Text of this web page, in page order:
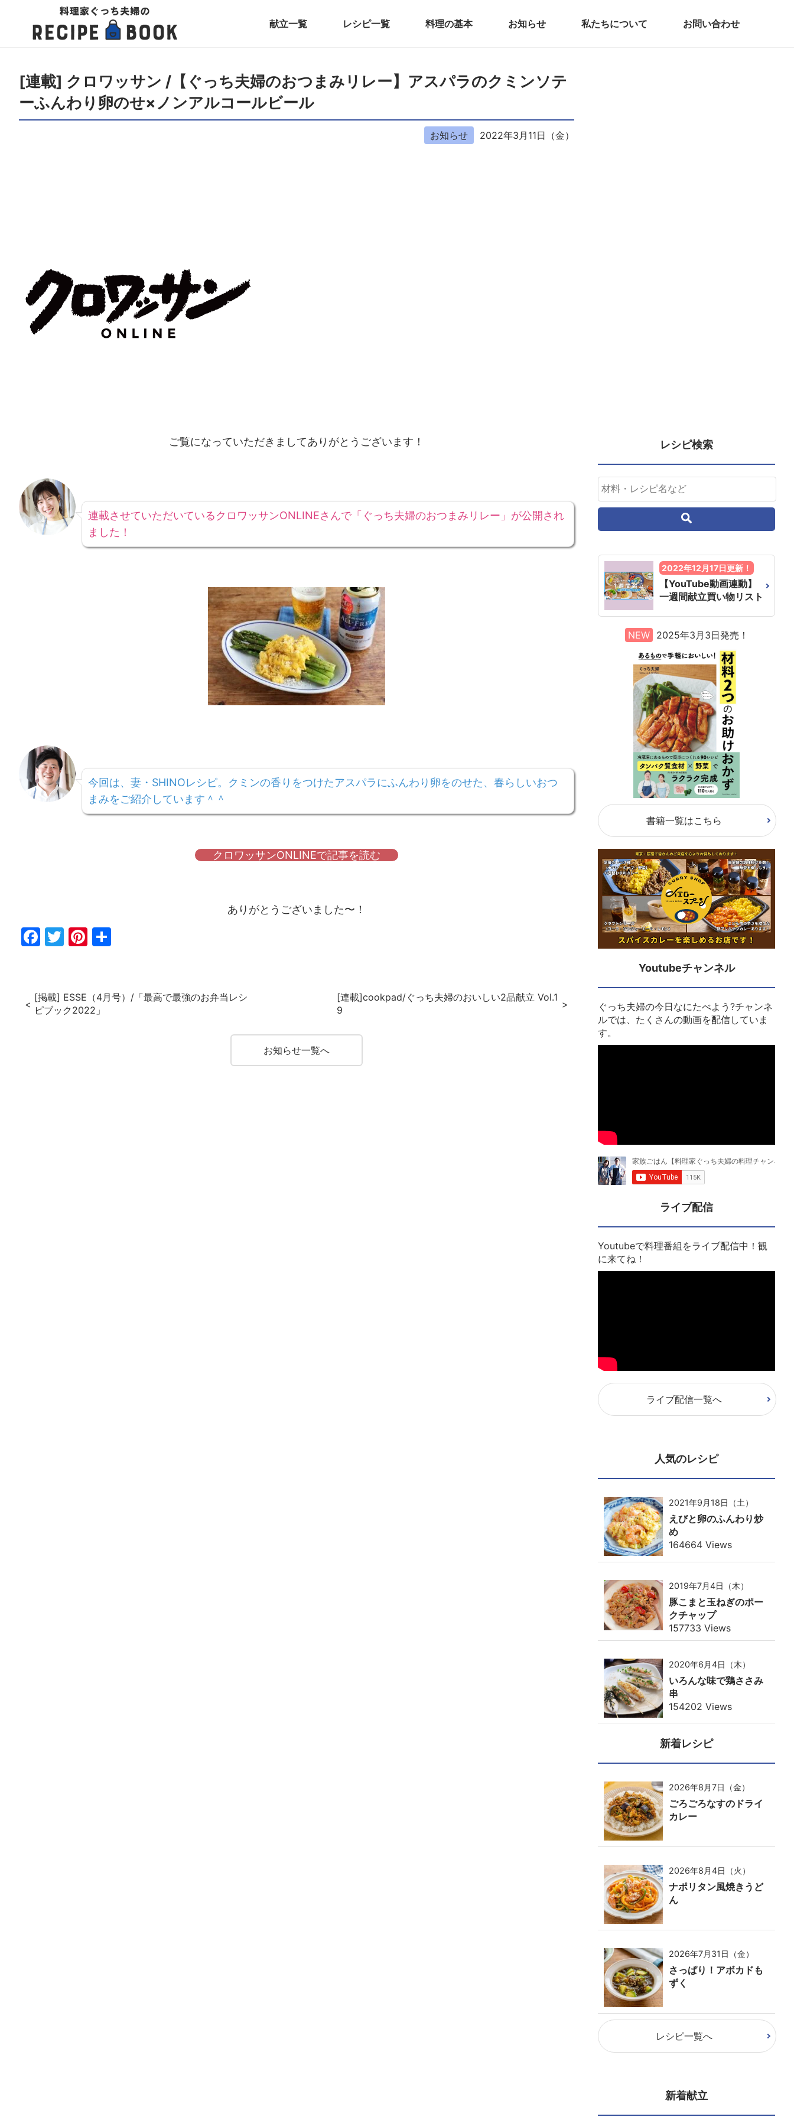
献立一覧 レシピ一覧 料理の基本 お知らせ 私たちについて お問い合わせ
[連載] クロワッサン /【ぐっち夫婦のおつまみリレー】アスパラのクミンソテ
ーふんわり卵のせ×ノンアルコールビール
お知らせ 2022年3月11日（金）
ご覧になっていただきましてありがとうございます！
連載させていただいているクロワッサンONLINEさんで「ぐっち夫婦のおつまみリレー」が公開され
ました！
今回は、妻・SHINOレシピ。クミンの香りをつけたアスパラにふんわり卵をのせた、春らしいおつ
まみをご紹介しています＾＾
クロワッサンONLINEで記事を読む
ありがとうございました〜！
Fac
Twi
Pin
[掲載] ESSE（4月号）/「最高で最強のお弁当レシ
ピブック2022」
[連載]cookpad/ぐっち夫婦のおいしい2品献立 Vol.1
9
お知らせ一覧へ
レシピ検索
2022年12月17日更新！
【YouTube動画連動】
一週間献立買い物リスト
NEW 2025年3月3日発売！
書籍一覧はこちら
Youtubeチャンネル
ぐっち夫婦の今日なにたべよう?チャンネ
ルでは、たくさんの動画を配信していま
す。
ライブ配信
Youtubeで料理番組をライブ配信中！観
に来てね！
ライブ配信一覧へ
人気のレシピ
2021年9月18日（土）
えびと卵のふんわり炒
め
164664 Views
2019年7月4日（木）
豚こまと玉ねぎのポー
クチャップ
157733 Views
2020年6月4日（木）
いろんな味で鶏ささみ
串
154202 Views
新着レシピ
2026年8月7日（金）
ごろごろなすのドライ
カレー
2026年8月4日（火）
ナポリタン風焼きうど
ん
2026年7月31日（金）
さっぱり！アボカドも
ずく
レシピ一覧へ
新着献立